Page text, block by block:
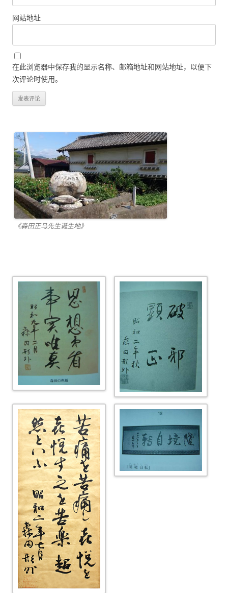
网站地址
在此浏览器中保存我的显示名称、邮箱地址和网站地址，以便下
次评论时使用。
《森田正马先生诞生地》